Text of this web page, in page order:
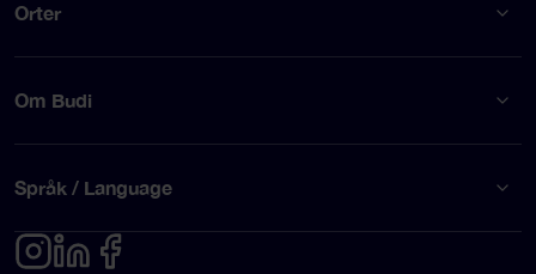
Orter
Om Budi
Språk / Language